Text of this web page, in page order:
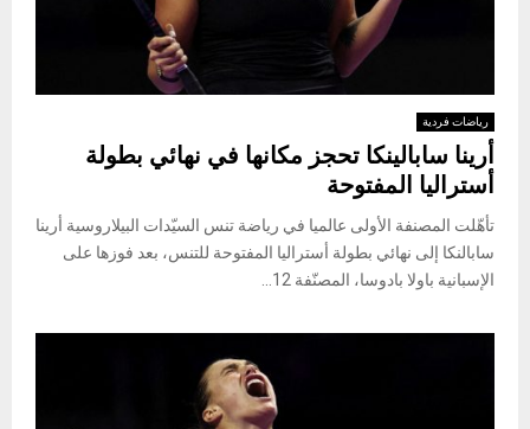
رياضات فردية
أرينا سابالينكا تحجز مكانها في نهائي بطولة
أستراليا المفتوحة
تأهّلت المصنفة الأولى عالميا في رياضة تنس السيّدات البيلاروسية أرينا
سابالنكا إلى نهائي بطولة أستراليا المفتوحة للتنس، بعد فوزها على
الإسبانية باولا بادوسا، المصنّفة 12...